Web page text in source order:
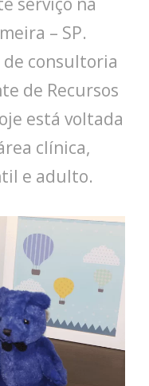
– SP.
consultoria
de Recursos
está voltada
clínica,
e adulto.